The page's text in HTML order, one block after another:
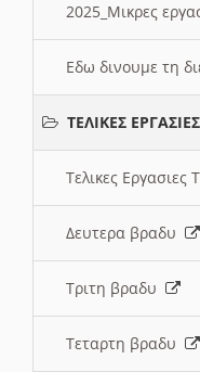
2025_Μικρες
Εδω δινουμε τη
ΤΕΛΙΚΕΣ ΕΡΓΑΣΙΕΣ
Τελικες Εργασιες
Δευτερα βραδυ
Τριτη βραδυ
Τεταρτη βραδυ